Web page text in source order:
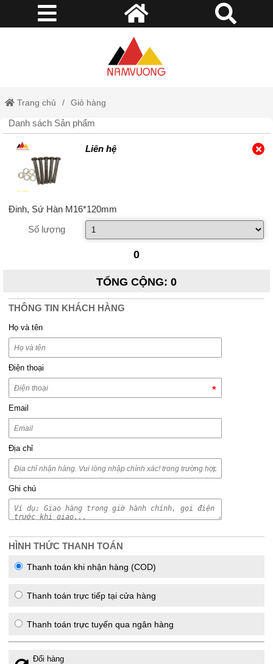
Trang chủ Giỏ hàng
Danh sách Sản phẩm
Liên hệ
Đinh, Sứ Hàn M16*120mm
Số lượng
0
TỔNG CỘNG: 0
THÔNG TIN KHÁCH HÀNG
Họ và tên
Điện thoại
Email
Địa chỉ
Ghi chú
HÌNH THỨC THANH TOÁN
Thanh toán khi nhận hàng (COD)
Thanh toán trực tiếp tại cửa hàng
Thanh toán trực tuyến qua ngân hàng
Đổi hàng